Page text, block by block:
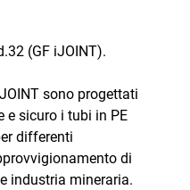
(GF iJOINT).
sono progettati
e sicuro i tubi in PE
differenti
di
industria mineraria.